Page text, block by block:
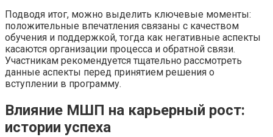
Подводя итог, можно выделить ключевые моменты:
положительные впечатления связаны с качеством
обучения и поддержкой, тогда как негативные аспекты
касаются организации процесса и обратной связи.
Участникам рекомендуется тщательно рассмотреть
данные аспекты перед принятием решения о
вступлении в программу.
Влияние МШП на карьерный рост:
истории успеха